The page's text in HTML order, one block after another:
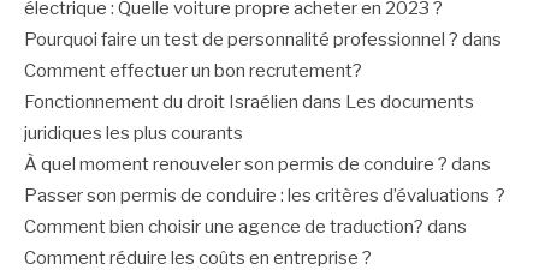
électrique : Quelle voiture propre acheter en 2023 ?
Pourquoi faire un test de personnalité professionnel ? dans
Comment effectuer un bon recrutement?
Fonctionnement du droit Israélien dans Les documents
juridiques les plus courants
À quel moment renouveler son permis de conduire ? dans
Passer son permis de conduire : les critères d’évaluations ?
Comment bien choisir une agence de traduction? dans
Comment réduire les coûts en entreprise ?